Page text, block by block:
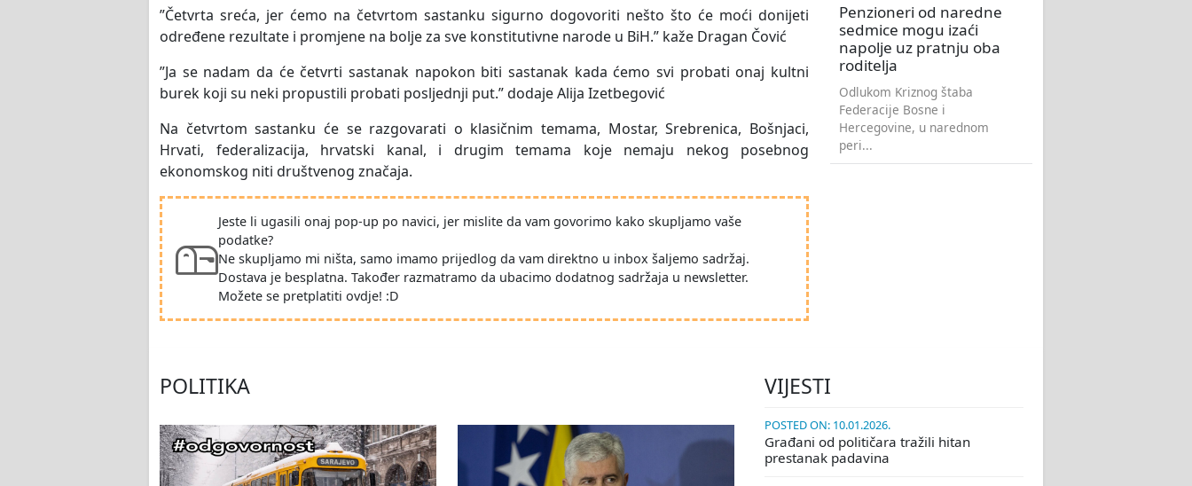
”Četvrta sreća, jer ćemo na četvrtom sastanku sigurno dogovoriti nešto što će moći donijeti
određene rezultate i promjene na bolje za sve konstitutivne narode u BiH.” kaže Dragan Čović
”Ja se nadam da će četvrti sastanak napokon biti sastanak kada ćemo svi probati onaj kultni
burek koji su neki propustili probati posljednji put.” dodaje Alija Izetbegović
Na četvrtom sastanku će se razgovarati o klasičnim temama, Mostar, Srebrenica, Bošnjaci,
Hrvati, federalizacija, hrvatski kanal, i drugim temama koje nemaju nekog posebnog
ekonomskog niti društvenog značaja.
Jeste li ugasili onaj pop-up po navici, jer mislite da vam govorimo kako skupljamo vaše
podatke?
Ne skupljamo mi ništa, samo imamo prijedlog da vam direktno u inbox šaljemo sadržaj.
Dostava je besplatna. Također razmatramo da ubacimo dodatnog sadržaja u newsletter.
Možete se pretplatiti ovdje! :D
Penzioneri od naredne
sedmice mogu izaći
napolje uz pratnju oba
roditelja
Odlukom Kriznog štaba
Federacije Bosne i
Hercegovine, u narednom
peri...
POLITIKA VIJESTI
POSTED ON: 10.01.2026.
Građani od političara tražili hitan
prestanak padavina